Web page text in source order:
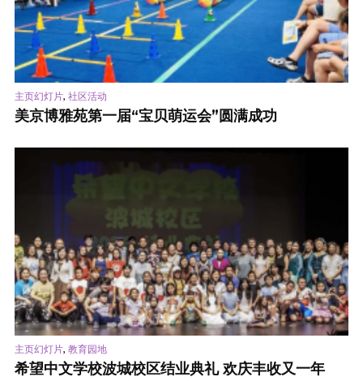
主页幻灯片, 社区活动
美京博雅苑第一届“宝贝萌运会”圆满成功
主页幻灯片, 教育园地
希望中文学校波城校区结业典礼 欢庆丰收又一年